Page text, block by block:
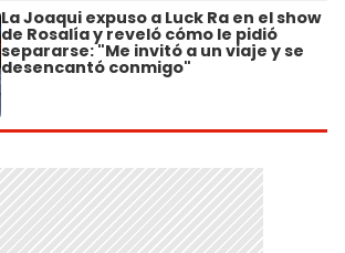
La Joaqui expuso a Luck Ra en el show
de Rosalía y reveló cómo le pidió
separarse: "Me invitó a un viaje y se
desencantó conmigo"